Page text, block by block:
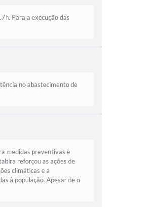
Para a execução das
no abastecimento de
medidas preventivas e
reforçou as ações de
climáticas e a
à população. Apesar de o